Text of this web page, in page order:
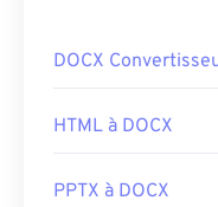
DOCX
HTML à DOCX
PPTX à DOCX